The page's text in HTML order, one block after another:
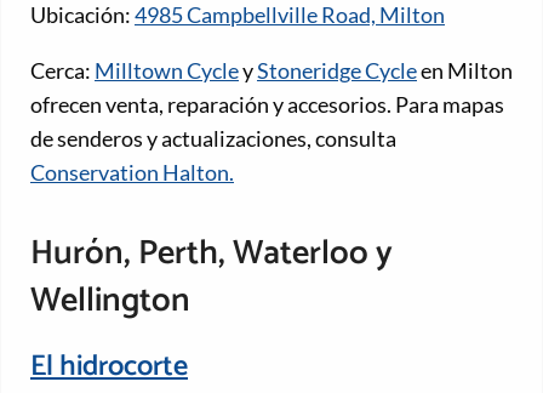
Ubicación:4985 Campbellville Road, Milton
Cerca: Milltown CycleyStoneridge Cycleen Milton
ofrecen venta, reparación y accesorios. Para mapas
de senderos y actualizaciones, consulta
Conservation Halton.
Hurón, Perth, Waterloo y
Wellington
El hidrocorte